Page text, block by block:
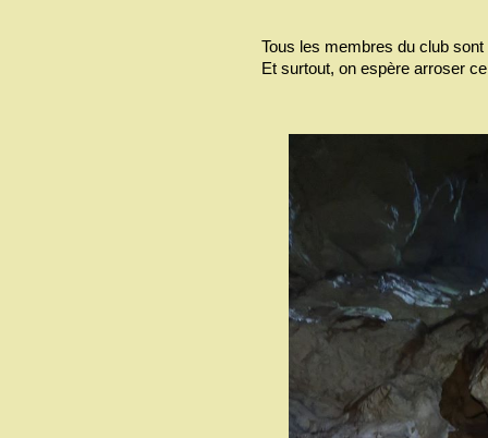
Tous les membres du club
Et surtout, on espère arroser